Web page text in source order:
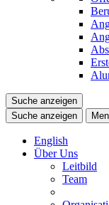
Suche anzeigen
Suche anzeigen
English
Über Uns
Leitbild
Team